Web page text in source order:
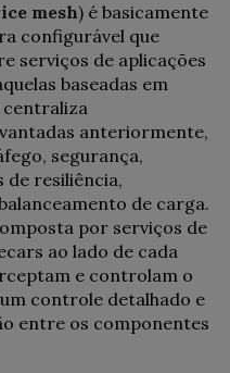
mesh) é basicamente
configurável que
serviços de aplicações
baseadas em
centraliza
anteriormente,
segurança,
de resiliência,
de carga.
por serviços de
ao lado de cada
e controlam o
controle detalhado e
entre os componentes